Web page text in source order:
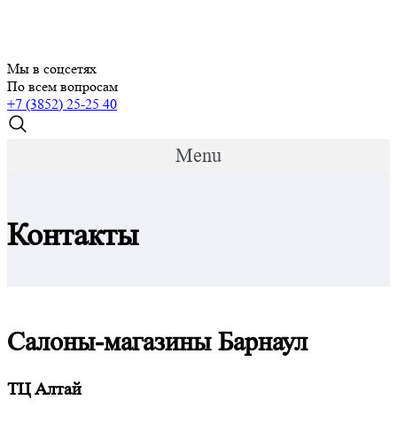
Мы в соцсетях
По всем вопросам
+7 (3852) 25-25 40
Menu
Контакты
Салоны-магазины Барнаул
ТЦ Алтай